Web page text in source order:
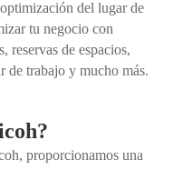
del lugar de
tu negocio con
reservas de espacios,
de trabajo y mucho más.
proporcionamos una